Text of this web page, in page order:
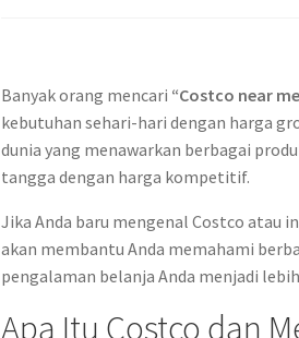
Banyak orang mencari “Costco near
kebutuhan sehari-hari dengan harga
dunia yang menawarkan berbagai
tangga dengan harga kompetitif.
Jika Anda baru mengenal Costco atau
akan membantu Anda memahami
pengalaman belanja Anda menjadi
Apa Itu Costco dan